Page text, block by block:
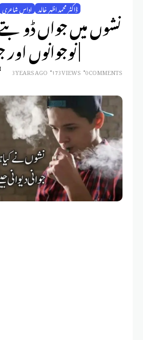
اداس شاعری ڈاکٹر محمد اظہر خالد
نشوں میں جواں
| نوجوانوں اور
3 YEARS AGO 173 VIEWS 0 COMMENTS